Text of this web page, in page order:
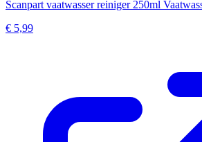
Scanpart vaatwasser reiniger 250ml
€ 5,99